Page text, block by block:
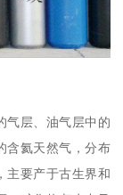
气层、油气层中的
含氦天然气，分布
主要产于古生界和